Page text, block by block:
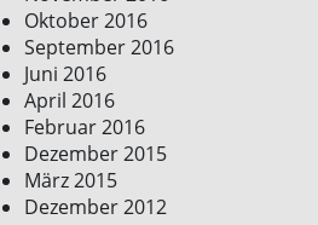
Oktober 2016
September 2016
Juni 2016
April 2016
Februar 2016
Dezember 2015
März 2015
Dezember 2012